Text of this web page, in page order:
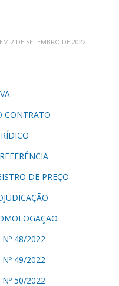
EM 2 DE SETEMBRO DE 2022
CONTRATO
DE PREÇO
48/2022
49/2022
50/2022